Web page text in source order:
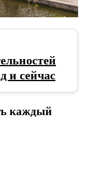
и сейчас
каждый